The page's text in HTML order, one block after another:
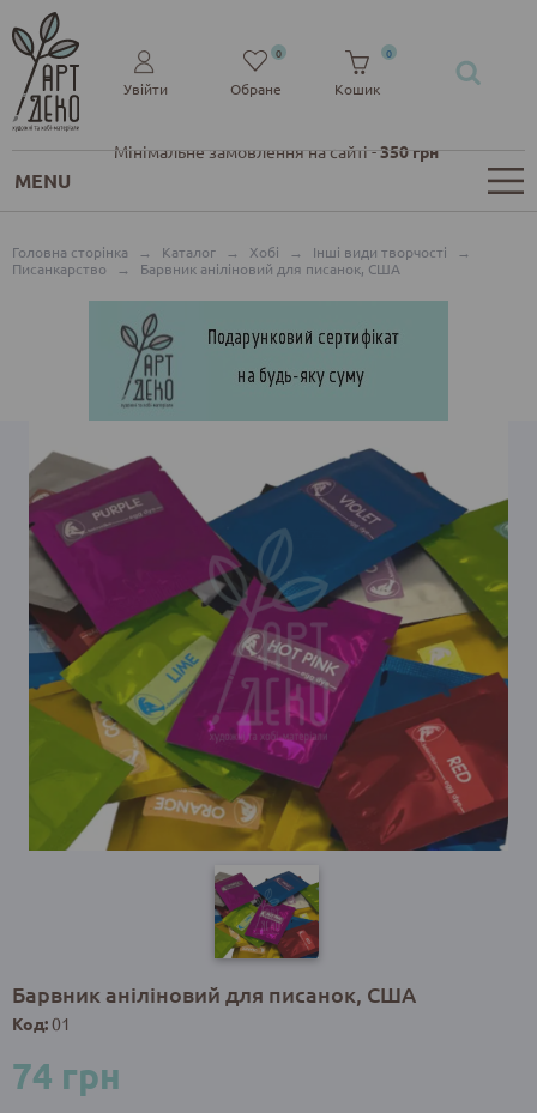
Мінімальне замовлення на сайті -350 грн
Увійти Обране
0
Кошик
0
MENU
Головна сторінка → Каталог → Хобі → Інші види творчості
→
Писанкарство
→ Барвник аніліновий для писанок, США
Барвник аніліновий для писанок, США
Код:01
74 грн